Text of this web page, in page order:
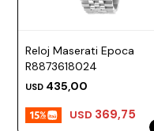
Reloj Maserati Epoca
R8873618024
USD 435,00
USD 369,75